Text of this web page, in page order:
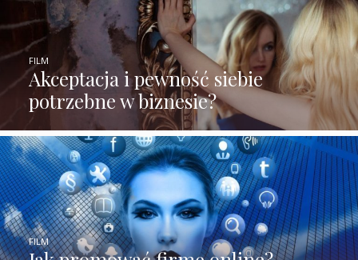
Akceptacja i pewność siebie
potrzebne w biznesie?
FILM
FILM